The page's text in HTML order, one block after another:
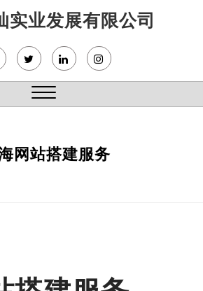
实业发展有限公司
网站搭建服务